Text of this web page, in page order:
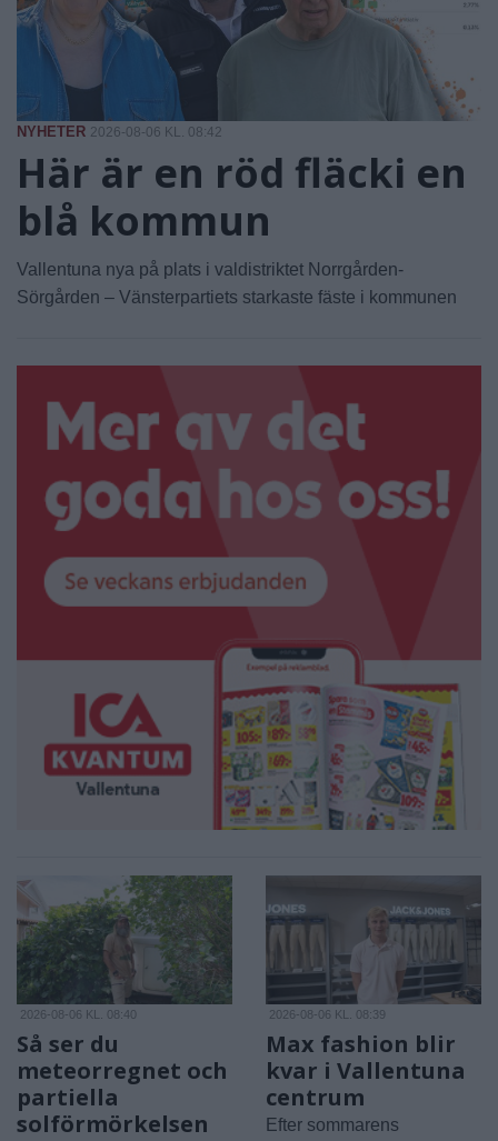
NYHETER 2026-08-06 KL. 08:42
Här är en röd fläcki en
blå kommun
Vallentuna nya på plats i valdistriktet Norrgården-
Sörgården – Vänsterpartiets starkaste fäste i kommunen
2026-08-06 KL. 08:40
Så ser du
meteorregnet och
partiella
solförmörkelsen
2026-08-06 KL. 08:39
Max fashion blir
kvar i Vallentuna
centrum
Efter sommarens